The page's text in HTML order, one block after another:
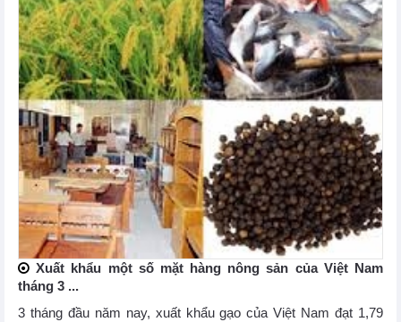
Xuất khẩu một số mặt hàng nông sản của Việt Nam
tháng 3 ...
3 tháng đầu năm nay, xuất khẩu gạo của Việt Nam đạt 1,79